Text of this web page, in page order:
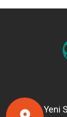
Yeni